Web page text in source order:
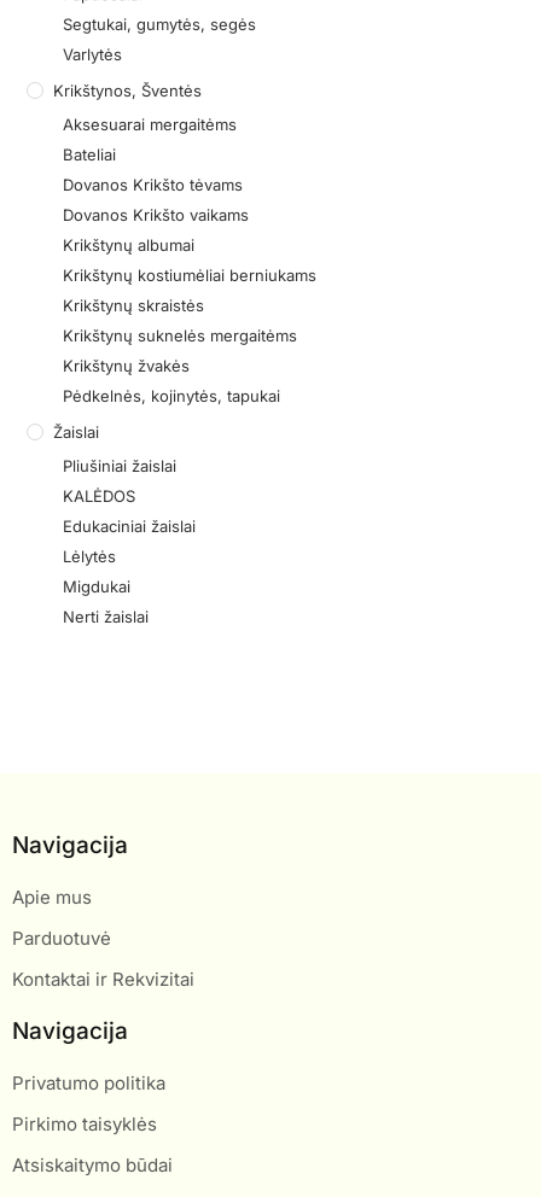
Segtukai, gumytės, segės
Varlytės
Krikštynos, Šventės
Aksesuarai mergaitėms
Bateliai
Dovanos Krikšto tėvams
Dovanos Krikšto vaikams
Krikštynų albumai
Krikštynų kostiumėliai berniukams
Krikštynų skraistės
Krikštynų suknelės mergaitėms
Krikštynų žvakės
Pėdkelnės, kojinytės, tapukai
Žaislai
Pliušiniai žaislai
KALĖDOS
Edukaciniai žaislai
Lėlytės
Migdukai
Nerti žaislai
Navigacija
Apie mus
Parduotuvė
Kontaktai ir Rekvizitai
Navigacija
Privatumo politika
Pirkimo taisyklės
Atsiskaitymo būdai